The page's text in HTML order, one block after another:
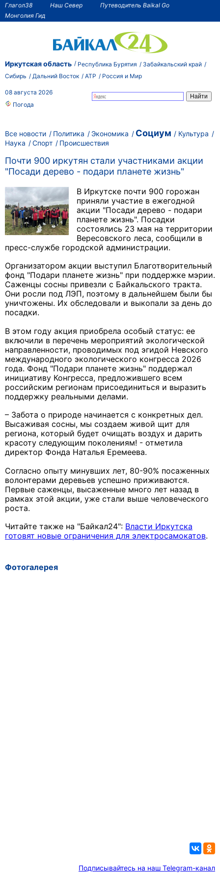
Глагол38 Наш Север
Путеводитель Baikal Go
Монголия Гид
Иркутская область Республика Бурятия
Забайкальский край
Сибирь
Дальний Восток АТР Россия и Мир
08 августа 2026
Погода
Все новости Политика Экономика Социум
Культура
Наука
Спорт Происшествия
Почти 900 иркутян стали участниками акции
"Посади дерево - подари планете жизнь"
В Иркутске почти 900 горожан
приняли участие в ежегодной
акции "Посади дерево - подари
планете жизнь". Посадки
состоялись 23 мая на территории
Вересовского леса, сообщили в
пресс-службе городской администрации.
Организатором акции выступил Благотворительный
фонд "Подари планете жизнь" при поддержке мэрии.
Саженцы сосны привезли с Байкальского тракта.
Они росли под ЛЭП, поэтому в дальнейшем были бы
уничтожены. Их обследовали и выкопали за день до
посадки.
В этом году акция приобрела особый статус: ее
включили в перечень мероприятий экологической
направленности, проводимых под эгидой Невского
международного экологического конгресса 2026
года. Фонд "Подари планете жизнь" поддержал
инициативу Конгресса, предложившего всем
российским регионам присоединиться и выразить
поддержку реальными делами.
– Забота о природе начинается с конкретных дел.
Высаживая сосны, мы создаем живой щит для
региона, который будет очищать воздух и дарить
красоту следующим поколениям! - отметила
директор Фонда Наталья Еремеева.
Согласно опыту минувших лет, 80-90% посаженных
волонтерами деревьев успешно приживаются.
Первые саженцы, высаженные много лет назад в
рамках этой акции, уже стали выше человеческого
роста.
Читайте также на "Байкал24": Власти Иркутска
готовят новые ограничения для электросамокатов.
Фотогалерея
Подписывайтесь на наш Telegram-канал